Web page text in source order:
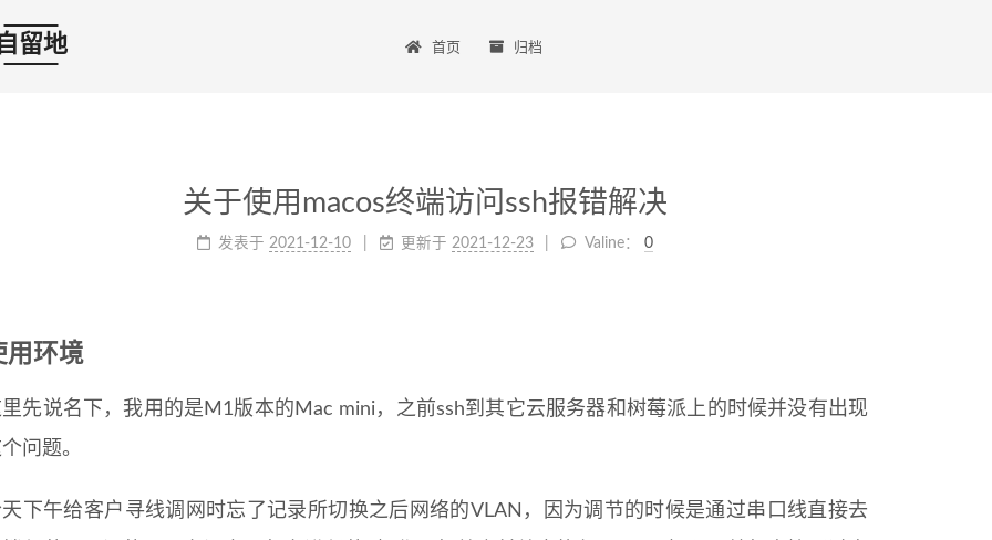
留地 首页 归档
关于使用macos终端访问ssh报错解决
发表于 2021-12-10 更新于 2021-12-23 Valine： 0
用环境
先说名下，我用的是M1版本的Mac mini，之前ssh到其它云服务器和树莓派上的时候并没有出现
问题。
下午给客户寻线调网时忘了记录所切换之后网络的VLAN，因为调节的时候是通过串口线直接去